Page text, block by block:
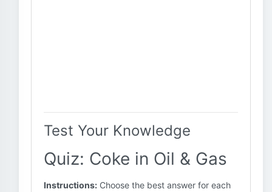
Test Your Knowledge
Quiz: Coke in Oil & Gas
Instructions: Choose the best answer for each